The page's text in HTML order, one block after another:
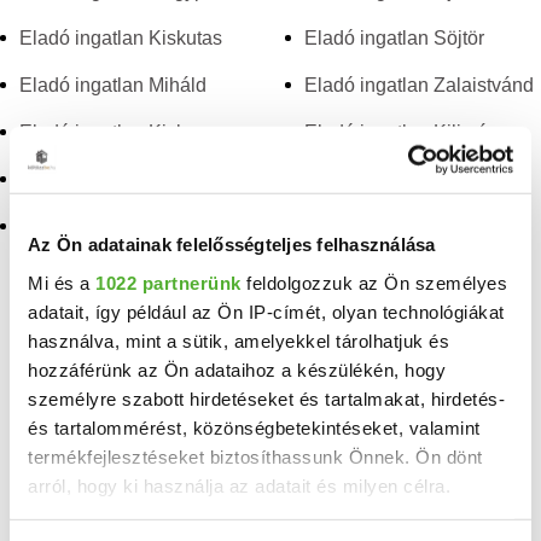
Az Ön adatainak felelősségteljes felhasználása
Mi és a 1022 partnerünk feldolgozzuk az Ön személyes
adatait, így például az Ön IP-címét, olyan technológiákat
használva, mint a sütik, amelyekkel tárolhatjuk és
hozzáférünk az Ön adataihoz a készülékén, hogy
személyre szabott hirdetéseket és tartalmakat, hirdetés-
és tartalommérést, közönségbetekintéseket, valamint
termékfejlesztéseket biztosíthassunk Önnek. Ön dönt
arról, hogy ki használja az adatait és milyen célra.
Eladó ingatlan Kiskutas
Eladó ingatlan Miháld
Eladó ingatlan Kisbucsa
Eladó ingatlan Söjtör
Eladó ingatlan Zalaistvánd
Eladó ingatlan Kilimán
Eladó ingatlan Surd
3692769701
TELEFONSZÁM FELFEDÉSE
Béres Márton
referens